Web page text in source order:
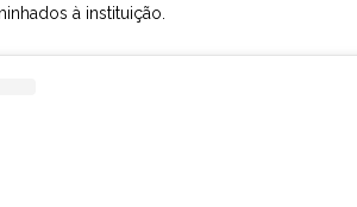
à instituição.